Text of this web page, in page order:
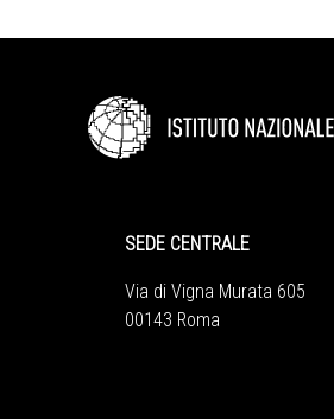
SEDE CENTRALE
Via di Vigna Murata 605
00143 Roma